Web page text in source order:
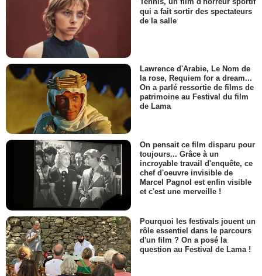
Tennis, un film d'horreur sportif
qui a fait sortir des spectateurs
de la salle
Lawrence d'Arabie, Le Nom de
la rose, Requiem for a dream...
On a parlé ressortie de films de
patrimoine au Festival du film
de Lama
On pensait ce film disparu pour
toujours... Grâce à un
incroyable travail d'enquête, ce
chef d'oeuvre invisible de
Marcel Pagnol est enfin visible
et c'est une merveille !
Pourquoi les festivals jouent un
rôle essentiel dans le parcours
d'un film ? On a posé la
question au Festival de Lama !